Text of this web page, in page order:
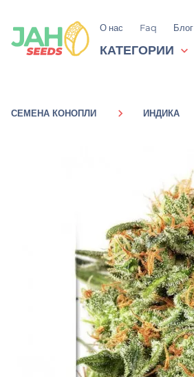
О нас Faq Блог
КАТЕГОРИИ
СЕМЕНА КОНОПЛИ ИНДИКА